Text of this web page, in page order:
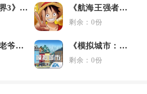
《剑侠世界3》藏剑大礼包 《航海王强者之路》女神节礼包
剩余：0份
《一品官老爷》3.6媒体礼包 《模拟城市：我是市长》元旦礼包
剩余：0份